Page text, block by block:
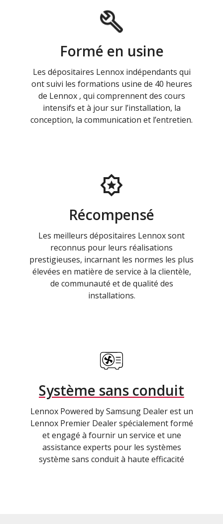
Formé en usine
Les dépositaires Lennox indépendants qui
ont suivi les formations usine de 40 heures
de Lennox , qui comprennent des cours
intensifs et à jour sur l’installation, la
conception, la communication et l’entretien.
Récompensé
Les meilleurs dépositaires Lennox sont
reconnus pour leurs réalisations
prestigieuses, incarnant les normes les plus
élevées en matière de service à la clientèle,
de communauté et de qualité des
installations.
Système sans conduit
Lennox Powered by Samsung Dealer est un
Lennox Premier Dealer spécialement formé
et engagé à fournir un service et une
assistance experts pour les systèmes
système sans conduit à haute efficacité